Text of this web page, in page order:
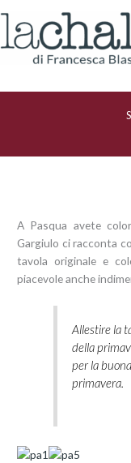
contenuto
A Pasqua avete
Gargiulo ci racconta
tavola originale e
piacevole anche
Allestire la
della
per la
primavera.